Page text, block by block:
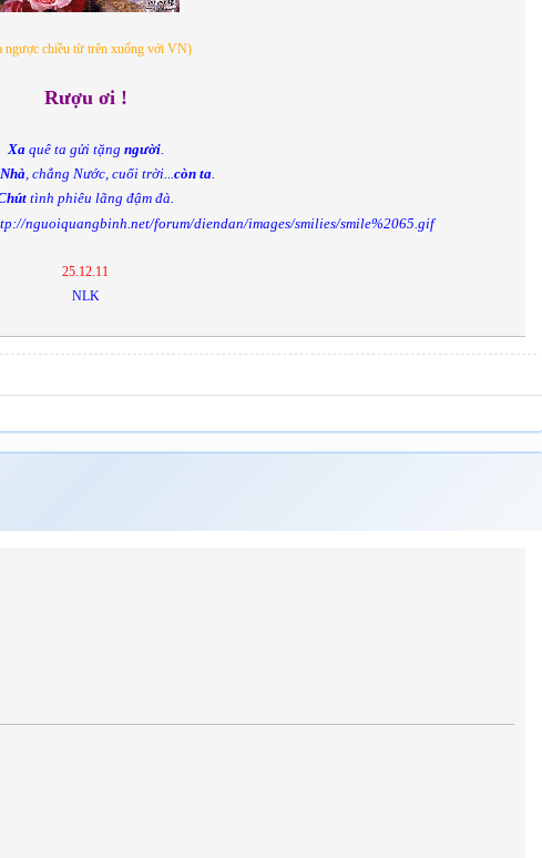
ngược chiều từ trên xuống với VN)
Rượu ơi !
Xa quê ta gửi tặng người.
, chẳng Nước, cuối trời... còn ta
tình phiêu lãng đậm đà.
25.12.11
NLK